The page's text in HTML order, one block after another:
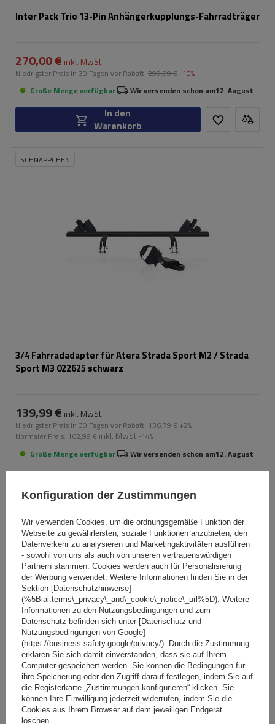
Inter Pack Trio 13-Pin Anhängerkupplungs-Fahrradträger
270,00 € inkl. MwSt
Niedrigster Preis in 30 Tagen vor Rabatt: 299,99 € -10%
Große Menge verfügbar
Wir versenden schon am12. August
In den
Warenkorb
SCHNÄPPCHEN
3/4 Fahrradadapter für Atera Strada Sport M2 / Strada
Sport M3 022625 schwarz
einfache und schnelle Montage
139,99 € inkl. MwSt
Niedrigster Preis in 30 Tagen vor Rabatt: 136,79 € +2%
Normaler Preis: 162,99 € inkl. MwSt -14%
Große Menge verfügbar
Wir versenden schon am12. August
Warenkorb
Inter Pack Spider 2E PRO - Anhängerkupplungs-
Fassungsvermögen: Fahrräder:
2
Maximales Fahrradgewicht:
30 kg
Zuladung des Fahrradträgers:
60 kg
Max. Radabstand:
1393 mm
Abstand zwischen den Fahrrädern:
kompatibel mit Elektrofahrrädern
klappbare Konstruktion, die weniger Platz einnimmt
Konfiguration der Zustimmungen
Wir verwenden Cookies, um die ordnungsgemäße Funktion der
Webseite zu gewährleisten, soziale Funktionen anzubieten, den
Datenverkehr zu analysieren und Marketingaktivitäten ausführen
- sowohl von uns als auch von unseren vertrauenswürdigen
Partnern stammen. Cookies werden auch für Personalisierung
der Werbung verwendet. Weitere Informationen finden Sie in der
Sektion [Datenschutzhinweise]
(%5Biai:terms\_privacy\_and\_cookie\_notice\_url%5D). Weitere
Informationen zu den Nutzungsbedingungen und zum
Datenschutz befinden sich unter [Datenschutz und
Nutzungsbedingungen von Google]
(https://business.safety.google/privacy/). Durch die Zustimmung
erklären Sie sich damit einverstanden, dass sie auf Ihrem
Computer gespeichert werden. Sie können die Bedingungen für
ihre Speicherung oder den Zugriff darauf festlegen, indem Sie auf
die Registerkarte „Zustimmungen konfigurieren“ klicken. Sie
können Ihre Einwilligung jederzeit widerrufen, indem Sie die
Cookies aus Ihrem Browser auf dem jeweiligen Endgerät
löschen.